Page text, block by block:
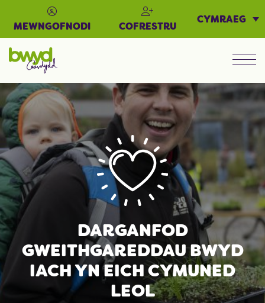
MEWNGOFNODI COFRESTRU
CYMRAEG
DARGANFOD
GWEITHGAREDDAU BWYD
IACH YN EICH CYMUNED
LEOL